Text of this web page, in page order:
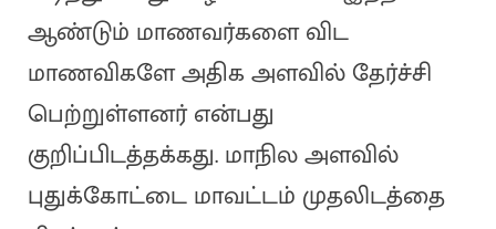
ஆண்டும் மாணவர்களை விட
மாணவிகளே அதிக அளவில் தேர்ச்சி
பெற்றுள்ளனர் என்பது
குறிப்பிடத்தக்கது. மாநில அளவில்
புதுக்கோட்டை மாவட்டம் முதலிடத்தை